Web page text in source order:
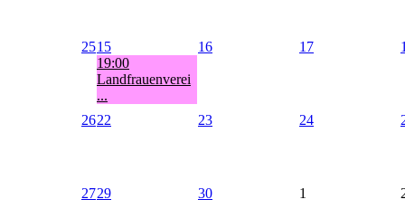
2515
19:00
Landfrauenverei
...
16 17
2622 23 24
2729 30 1